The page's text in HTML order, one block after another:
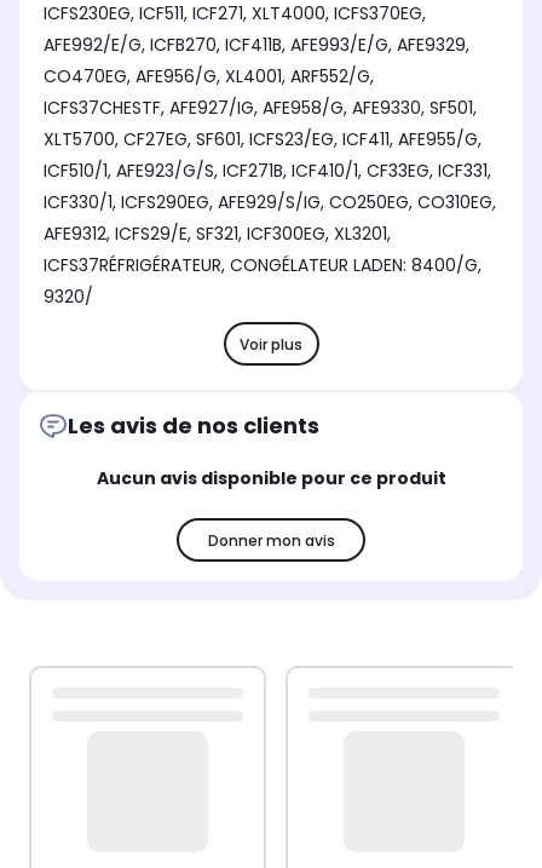
ICFS230EG, ICF511, ICF271, XLT4000, ICFS370EG,
AFE992/E/G, ICFB270, ICF411B, AFE993/E/G, AFE9329,
CO470EG, AFE956/G, XL4001, ARF552/G,
ICFS37CHESTF, AFE927/IG, AFE958/G, AFE9330, SF501,
XLT5700, CF27EG, SF601, ICFS23/EG, ICF411, AFE955/G,
ICF510/1, AFE923/G/S, ICF271B, ICF410/1, CF33EG, ICF331,
ICF330/1, ICFS290EG, AFE929/S/IG, CO250EG, CO310EG,
AFE9312, ICFS29/E, SF321, ICF300EG, XL3201,
ICFS37RÉFRIGÉRATEUR, CONGÉLATEUR LADEN: 8400/G,
9320/
Voir plus
Les avis de nos clients
Aucun avis disponible pour ce produit
Donner mon avis